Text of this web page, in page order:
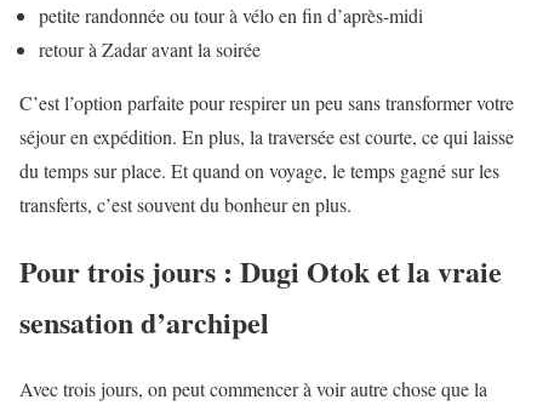
petite randonnée ou tour à vélo en fin d’après-midi
retour à Zadar avant la soirée
C’est l’option parfaite pour respirer un peu sans transformer votre
séjour en expédition. En plus, la traversée est courte, ce qui laisse
du temps sur place. Et quand on voyage, le temps gagné sur les
transferts, c’est souvent du bonheur en plus.
Pour trois jours : Dugi Otok et la vraie
sensation d’archipel
Avec trois jours, on peut commencer à voir autre chose que la